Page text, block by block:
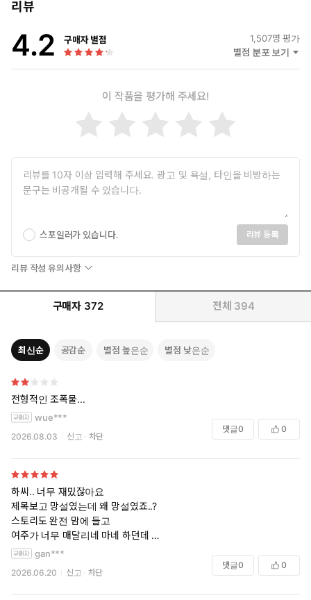
리뷰
4.2 구매자 별점 1,507명 평가
별점 분포 보기
이 작품을 평가해 주세요!
스포일러가 있습니다. 리뷰 등록
리뷰 작성 유의사항
구매자 372 전체 394
최신순 공감순 별점 높은순 별점 낮은순
전형적인 조폭물...
wue***
2026.08.03 신고 차단
댓글0 0
하씨.. 너무 재밌잖아요
제목보고 망설였는데 왜 망설였죠..?
스토리도 완전 맘에 들고
여주가 너무 매달리네 마네 하던데
남주가 표현을 좀 안해서 그렇지
딸기 요구르트 감동이였어요
그리고 씬 정말 최고네요ㅋㅋㅋㅋ
gan***
2026.06.20 신고 차단
댓글0 0